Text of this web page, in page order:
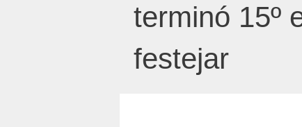
terminó 15º
festejar